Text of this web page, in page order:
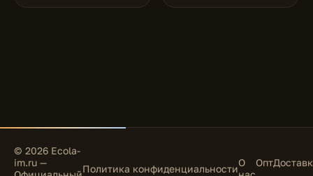
© 2026 Ecola-
im.ru —
Политика конфиденциальностиО
Опт